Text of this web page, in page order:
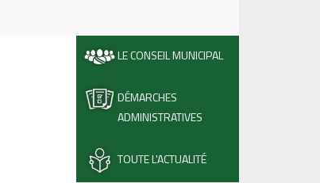
LE CONSEIL MUNICIPAL
DÉMARCHES
ADMINISTRATIVES
TOUTE L'ACTUALITÉ